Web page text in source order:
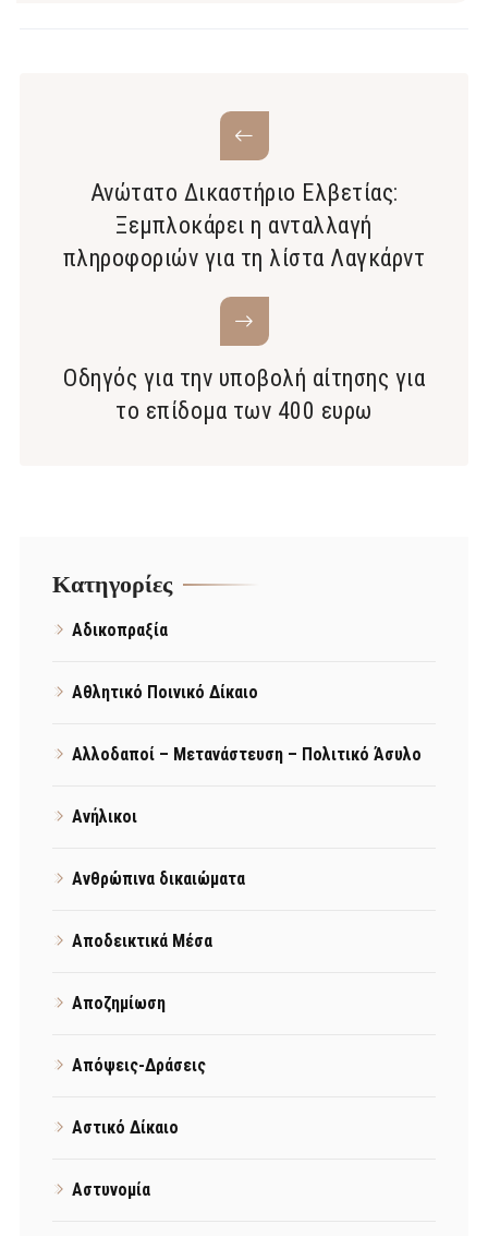
Ανώτατο Δικαστήριο Ελβετίας:
Ξεμπλοκάρει η ανταλλαγή
πληροφοριών για τη λίστα Λαγκάρντ
Οδηγός για την υποβολή αίτησης για
το επίδομα των 400 ευρω
Kατηγορίες
Αδικοπραξία
Αθλητικό Ποινικό Δίκαιο
Αλλοδαποί – Μετανάστευση – Πολιτικό Άσυλο
Ανήλικοι
Ανθρώπινα δικαιώματα
Αποδεικτικά Μέσα
Αποζημίωση
Απόψεις-Δράσεις
Αστικό Δίκαιο
Αστυνομία